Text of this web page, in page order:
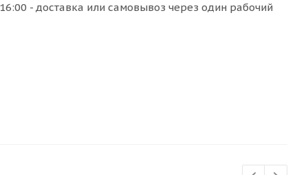
- доставка или самовывоз через один рабочий